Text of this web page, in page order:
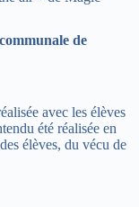
de
avec les élèves
été réalisée en
élèves, du vécu de